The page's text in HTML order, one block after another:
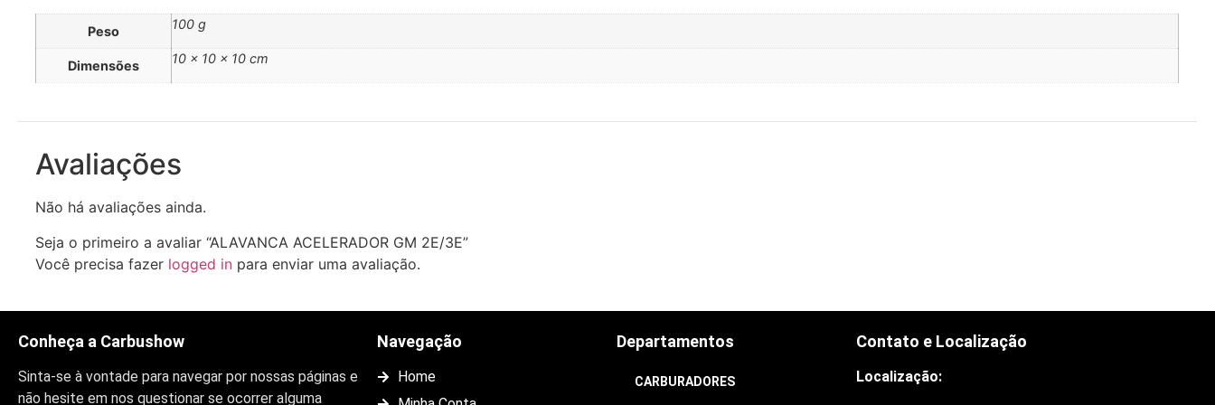
Peso 100 g
Dimensões 10 × 10 × 10 cm
Avaliações
Não há avaliações ainda.
Seja o primeiro a avaliar “ALAVANCA ACELERADOR GM 2E/3E”
Você precisa fazer logged in para enviar uma avaliação.
Conheça a Carbushow
Sinta-se à vontade para navegar por nossas páginas e
não hesite em nos questionar se ocorrer alguma
Navegação
Home
Departamentos
CARBURADORES
Contato e Localização
Localização: